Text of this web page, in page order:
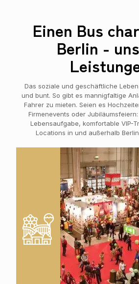
Einen Bus
Berlin -
Das soziale und geschäftliche
und bunt. So gibt es mannigfaltige
Fahrer zu mieten. Seien es
Firmenevents oder
Lebensaufgabe, komfortable VIP-
Locations in und außerhalb